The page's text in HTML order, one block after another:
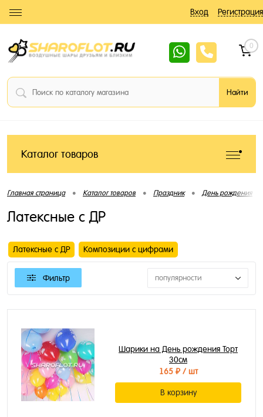
Вход Регистрация
0
Каталог товаров
Главная страница • Каталог товаров • Праздник • День рождения
Латексные с ДР
Латексные с ДР Композиции с цифрами
Фильтр популярности
Шарики на День рождения Торт
30см
165 ₽/ шт
В корзину